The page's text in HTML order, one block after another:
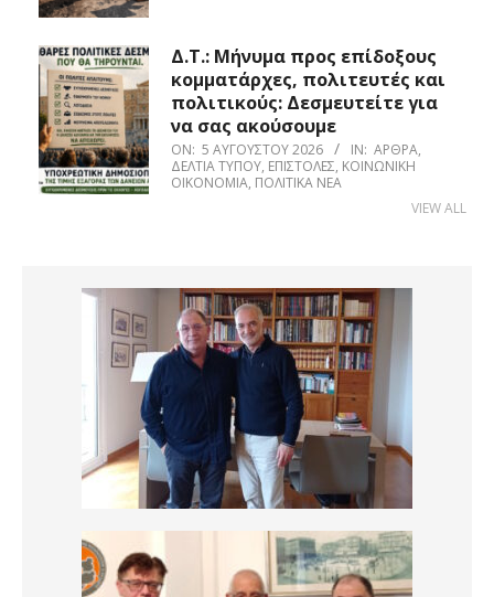
Δ.Τ.: Μήνυμα προς επίδοξους
κομματάρχες, πολιτευτές και
πολιτικούς: Δεσμευτείτε για
να σας ακούσουμε
ON: 5 ΑΥΓΟΎΣΤΟΥ 2026 IN: ΆΡΘΡΑ,
ΔΕΛΤΊΑ ΤΎΠΟΥ, ΕΠΙΣΤΟΛΈΣ, ΚΟΙΝΩΝΙΚΉ
ΟΙΚΟΝΟΜΊΑ, ΠΟΛΙΤΙΚΆ ΝΈΑ
VIEW ALL